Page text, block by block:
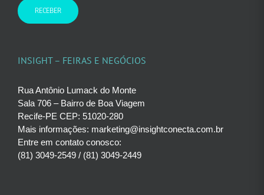
INSIGHT – FEIRAS E NEGÓCIOS
Rua Antônio Lumack do Monte
Sala 706 – Bairro de Boa Viagem
Recife-PE CEP: 51020-280
Mais informações: marketing@insightconecta.com.br
Entre em contato conosco:
(81) 3049-2549 / (81) 3049-2449